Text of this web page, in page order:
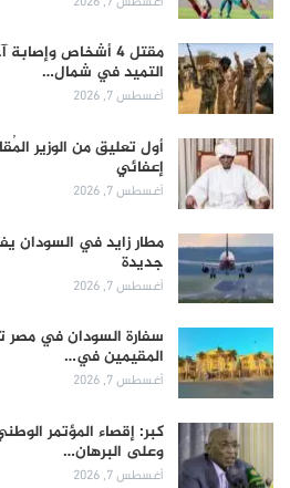
مقتل 4 أشخاص
التميد في شمال…
أغسطس 7, 2026
أول تعليق من الوزير
إعفائي
أغسطس 7, 2026
مطار زايد في السودان
جديدة
أغسطس 7, 2026
سفارة السودان في مصر
المقيمين في…
أغسطس 7, 2026
كبر: إقصاء المؤتمر
وعلى البرهان…
أغسطس 7, 2026